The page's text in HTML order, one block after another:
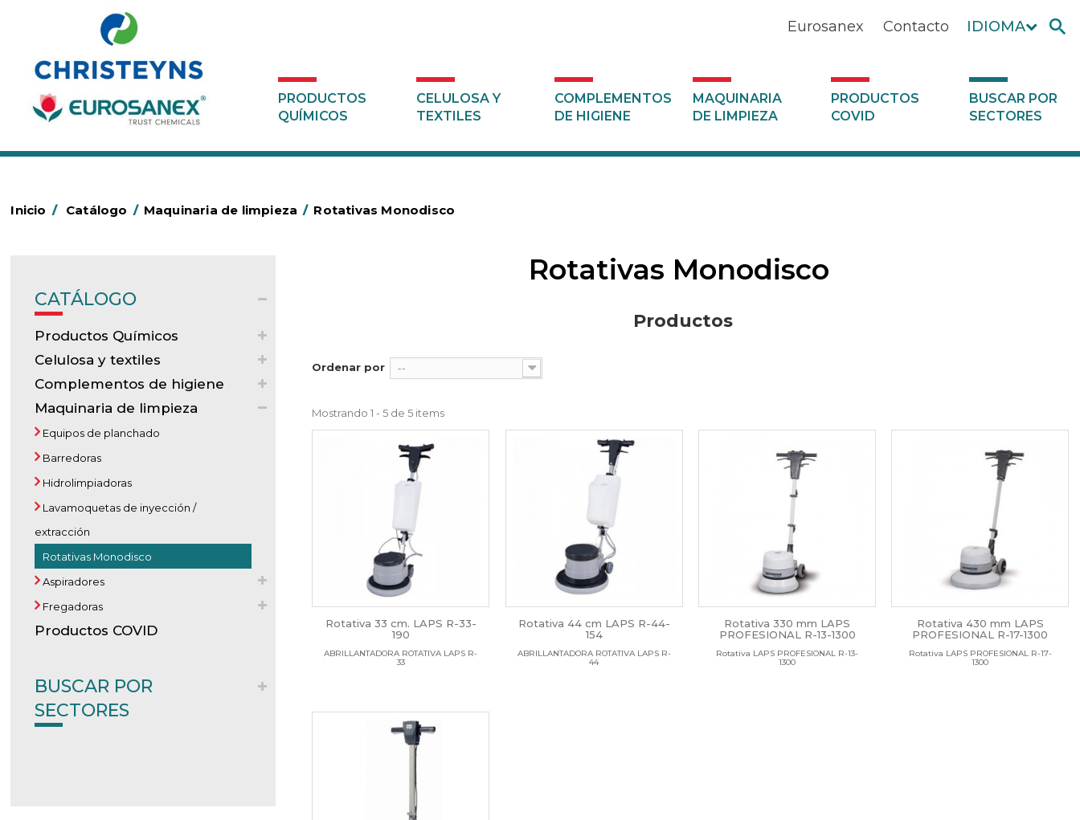
IDIOMA
Contacto
Eurosanex
PRODUCTOS
QUÍMICOS
CELULOSA Y
TEXTILES
COMPLEMENTOS
DE HIGIENE
MAQUINARIA
DE LIMPIEZA
PRODUCTOS
COVID
BUSCAR POR
SECTORES
Inicio / Catálogo / Maquinaria de limpieza / Rotativas Monodisco
CATÁLOGO
Productos Químicos
Celulosa y textiles
Complementos de higiene
Maquinaria de limpieza
Equipos de planchado
Barredoras
Hidrolimpiadoras
Lavamoquetas de inyección /
extracción
Rotativas Monodisco
Aspiradores
Fregadoras
Productos COVID
BUSCAR POR
SECTORES
Rotativas Monodisco
Productos
Ordenar por --
Mostrando 1 - 5 de 5 items
Rotativa 33 cm. LAPS R-33-
190
ABRILLANTADORA ROTATIVA LAPS R-
33
Rotativa 44 cm LAPS R-44-
154
ABRILLANTADORA ROTATIVA LAPS R-
44
Rotativa 330 mm LAPS
PROFESIONAL R-13-1300
Rotativa LAPS PROFESIONAL R-13-
1300
Rotativa 430 mm LAPS
PROFESIONAL R-17-1300
Rotativa LAPS PROFESIONAL R-17-
1300